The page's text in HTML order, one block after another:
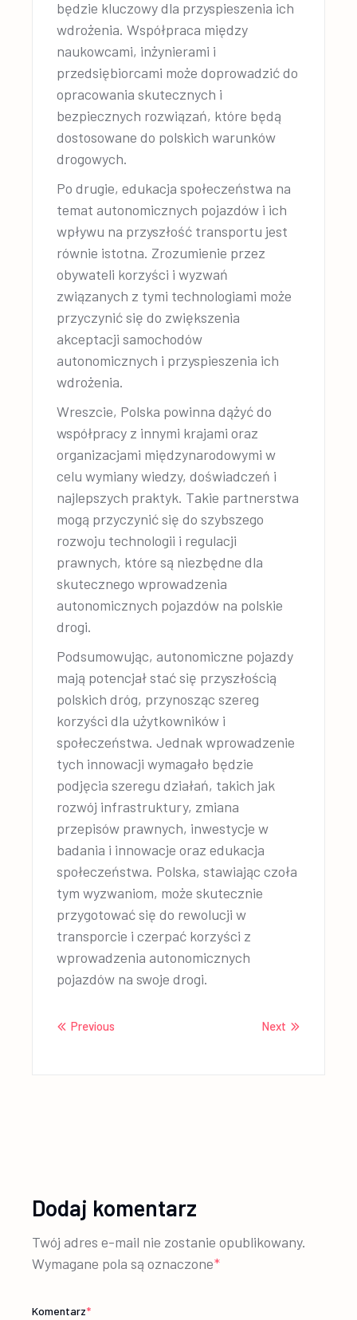
będzie kluczowy dla przyspieszenia ich
wdrożenia. Współpraca między
naukowcami, inżynierami i
przedsiębiorcami może doprowadzić do
opracowania skutecznych i
bezpiecznych rozwiązań, które będą
dostosowane do polskich warunków
drogowych.
Po drugie, edukacja społeczeństwa na
temat autonomicznych pojazdów i ich
wpływu na przyszłość transportu jest
równie istotna. Zrozumienie przez
obywateli korzyści i wyzwań
związanych z tymi technologiami może
przyczynić się do zwiększenia
akceptacji samochodów
autonomicznych i przyspieszenia ich
wdrożenia.
Wreszcie, Polska powinna dążyć do
współpracy z innymi krajami oraz
organizacjami międzynarodowymi w
celu wymiany wiedzy, doświadczeń i
najlepszych praktyk. Takie partnerstwa
mogą przyczynić się do szybszego
rozwoju technologii i regulacji
prawnych, które są niezbędne dla
skutecznego wprowadzenia
autonomicznych pojazdów na polskie
drogi.
Podsumowując, autonomiczne pojazdy
mają potencjał stać się przyszłością
polskich dróg, przynosząc szereg
korzyści dla użytkowników i
społeczeństwa. Jednak wprowadzenie
tych innowacji wymagało będzie
podjęcia szeregu działań, takich jak
rozwój infrastruktury, zmiana
przepisów prawnych, inwestycje w
badania i innowacje oraz edukacja
społeczeństwa. Polska, stawiając czoła
tym wyzwaniom, może skutecznie
przygotować się do rewolucji w
transporcie i czerpać korzyści z
wprowadzenia autonomicznych
pojazdów na swoje drogi.
Previous Next
Dodaj komentarz
Twój adres e-mail nie zostanie opublikowany.
Wymagane pola są oznaczone*
Komentarz*